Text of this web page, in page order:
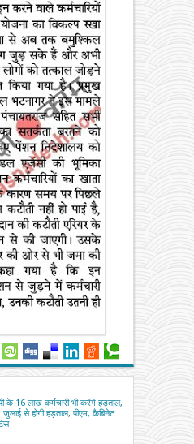
के 16 लाख कर्मचारी भी करेंगे हड़ताल,
से होगी हड़ताल, पीएम, कैबिनेट